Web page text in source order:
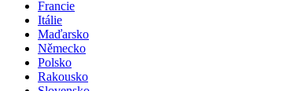
Francie
Itálie
Maďarsko
Německo
Polsko
Rakousko